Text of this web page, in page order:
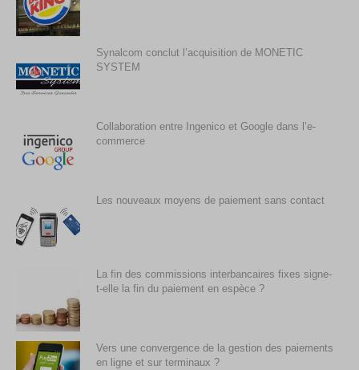
Synalcom conclut l’acquisition de MONETIC
SYSTEM
Collaboration entre Ingenico et Google dans l’e-
commerce
Les nouveaux moyens de paiement sans contact
La fin des commissions interbancaires fixes signe-
t-elle la fin du paiement en espèce ?
Vers une convergence de la gestion des paiements
en ligne et sur terminaux ?